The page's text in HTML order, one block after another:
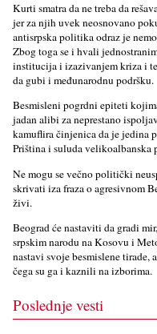
Kurti smatra da ne treba da
jer za njih uvek neosnovano
antisrpska politika odraz je
Zbog toga se i hvali
institucija i izazivanjem kriza i
da gubi i međunarodnu podršku.
Besmisleni pogrdni epiteti
jadan alibi za neprestano
kamuflira činjenica da je jedina
Priština i suluda
Ne mogu se večno politički
skrivati iza fraza o agresivnom
živi.
Beograd će nastaviti da gradi
srpskim narodu na Kosovu i
nastavi svoje besmislene
čega su ga i kaznili na izborima.
Poslednje vesti